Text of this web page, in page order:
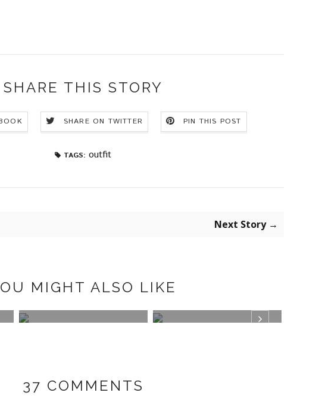
SHARE THIS STORY
SHARE ON TWITTER PIN THIS POST
TAGS: outfit
Next Story →
MIGHT ALSO LIKE
37 COMMENTS